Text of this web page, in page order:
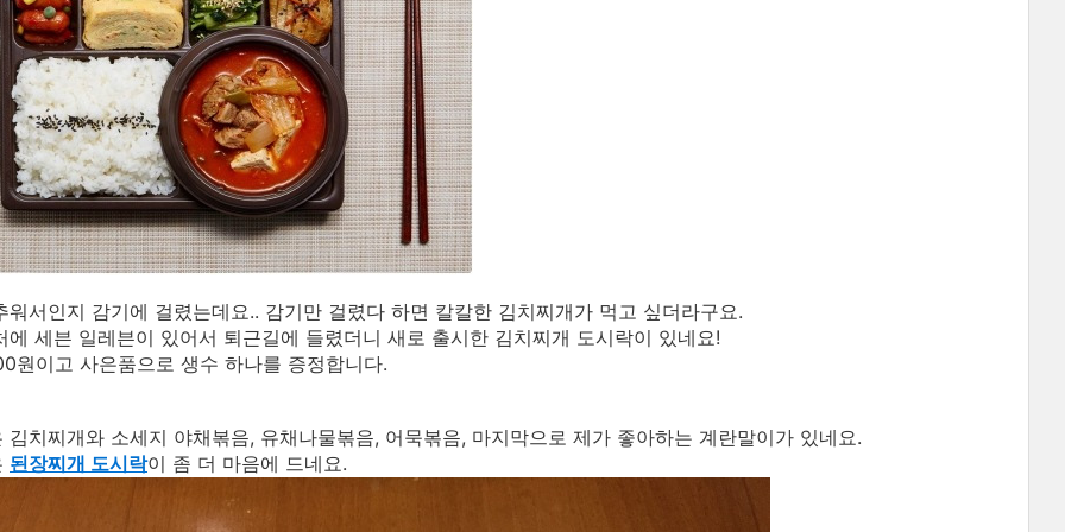
워서인지 감기에 걸렸는데요.. 감기만 걸렸다 하면 칼칼한 김치찌개가 먹고 싶더라구요.
에 세븐 일레븐이 있어서 퇴근길에 들렸더니 새로 출시한 김치찌개 도시락이 있네요!
원이고 사은품으로 생수 하나를 증정합니다.
김치찌개와 소세지 야채볶음, 유채나물볶음, 어묵볶음, 마지막으로 제가 좋아하는 계란말이가 있네요.
된장찌개 도시락이 좀 더 마음에 드네요.